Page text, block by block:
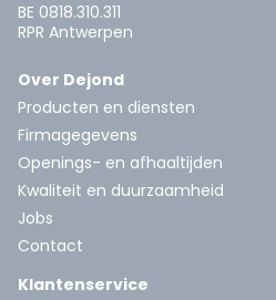
BE 0818.310.311
RPR Antwerpen
Over Dejond
Producten en diensten
Firmagegevens
Openings- en afhaaltijden
Kwaliteit en duurzaamheid
Jobs
Contact
Klantenservice